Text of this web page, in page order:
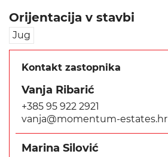
Orijentacija v stavbi
Jug
Kontakt zastopnika
Vanja Ribarić
+385 95 922 2921
vanja@momentum-estates.hr
Marina Silović